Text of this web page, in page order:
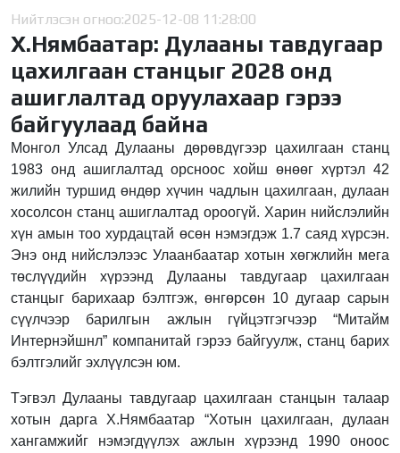
Нийтлэсэн огноо:2025-12-08 11:28:00
Х.Нямбаатар: Дулааны тавдугаар
цахилгаан станцыг 2028 онд
ашиглалтад оруулахаар гэрээ
байгуулаад байна
Монгол Улсад Дулааны дөрөвдүгээр цахилгаан станц
1983 онд ашиглалтад орсноос хойш өнөөг хүртэл 42
жилийн туршид өндөр хүчин чадлын цахилгаан, дулаан
хосолсон станц ашиглалтад ороогүй. Харин нийслэлийн
хүн амын тоо хурдацтай өсөн нэмэгдэж 1.7 саяд хүрсэн.
Энэ онд нийслэлээс Улаанбаатар хотын хөгжлийн мега
төслүүдийн хүрээнд Дулааны тавдугаар цахилгаан
станцыг барихаар бэлтгэж, өнгөрсөн 10 дугаар сарын
сүүлчээр барилгын ажлын гүйцэтгэгчээр “Митайм
Интернэйшнл” компанитай гэрээ байгуулж, станц барих
бэлтгэлийг эхлүүлсэн юм.
Тэгвэл Дулааны тавдугаар цахилгаан станцын талаар
хотын дарга Х.Нямбаатар “Хотын цахилгаан, дулаан
хангамжийг нэмэгдүүлэх ажлын хүрээнд 1990 оноос